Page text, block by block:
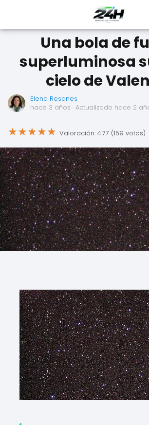
Una bola de
superluminosa
cielo de
Elena Resanes
hace 3 años · Actualizado hace 2
★★★★★ Valoración: 4.77 (159 votos)